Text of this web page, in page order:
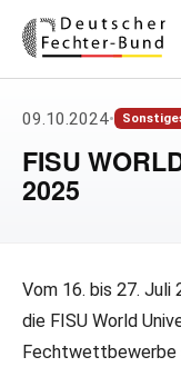
09.10.2024•
FISU
2025
Vom 16. bis 27. Juli
die FISU World
Fechtwettbewerbe